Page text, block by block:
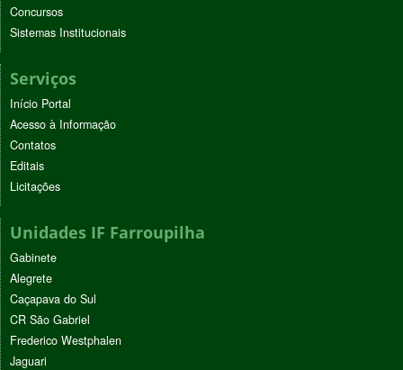
Concursos
Sistemas Institucionais
Serviços
Início Portal
Acesso à Informação
Contatos
Editais
Licitações
Unidades IF Farroupilha
Gabinete
Alegrete
Caçapava do Sul
CR São Gabriel
Frederico Westphalen
Jaguari